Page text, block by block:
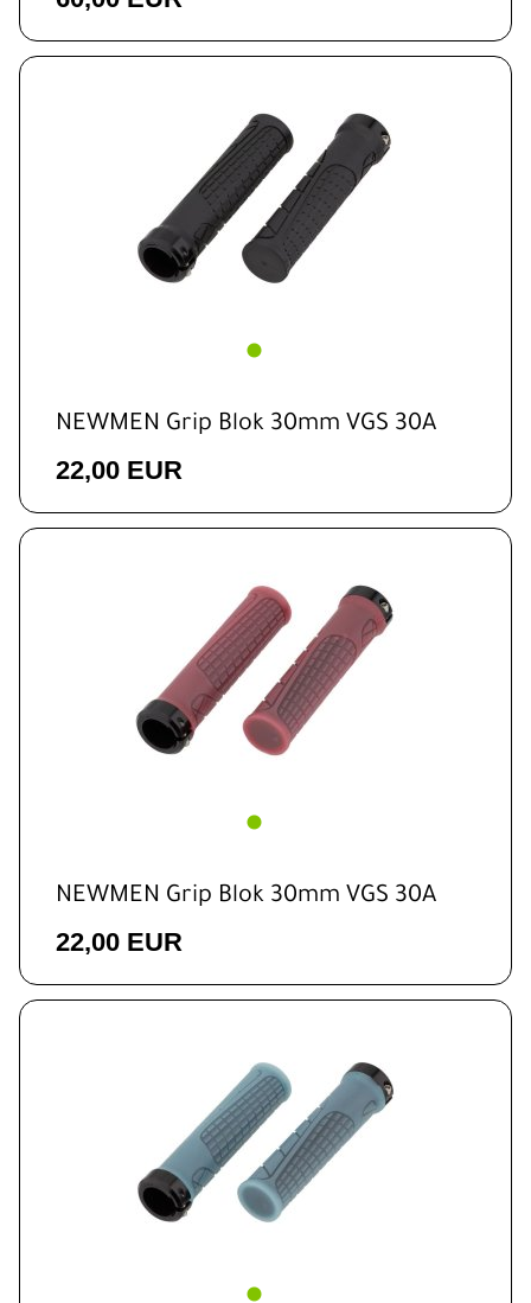
NEWMEN Grip Blok 30mm VGS 30A
22,00 EUR
NEWMEN Grip Blok 30mm VGS 30A
22,00 EUR